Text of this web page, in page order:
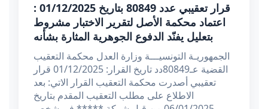
قرار تعقيبي عدد 80849 بتاريخ 01/12/2025 :
اعتماد محكمة الأصل لتقرير الاختبار مشروط
بتعليل يفنّد الدفوع الجوهرية المثارة بشأنه
الجمهوريـة التونسيـــة وزارة العدل محكمة التعقيب
القضية عـ80849دد تاريخ القرار: 01/12/2025 قرار
تعقيبي أصدرت محكمة التعقيب القرار الاتي: بعد
الاطلاع على مطلب التعقيب المقدم بتاريخ